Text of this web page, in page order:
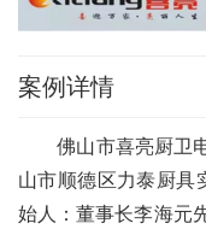
案例详情
佛山市喜亮厨卫
山市顺德区力泰厨具
始人：董事长李海元